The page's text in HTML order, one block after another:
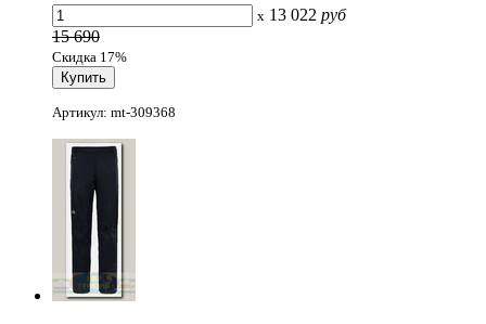
x 13 022 руб
15 690
Скидка 17%
Артикул: mt-309368